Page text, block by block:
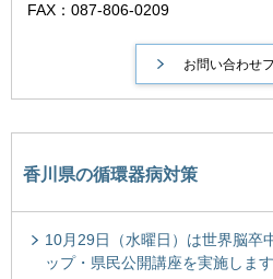
FAX：087-806-0209
香川県の循環器病対策
10月29日（水曜日）は世界脳卒
ップ・県民公開講座を実施します